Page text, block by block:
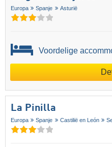
Europa Spanje Asturië
Voordelige
La Pinilla
Europa Spanje Castilië en León